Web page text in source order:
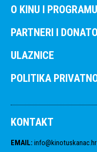
O KINU I PROGRAMU
PARTNERI I
ULAZNICE
POLITIKA
KONTAKT
EMAIL: info@kinotuskanac.hr